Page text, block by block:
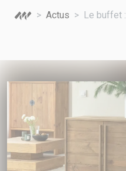
ANIMAUX
Actus Le buffet